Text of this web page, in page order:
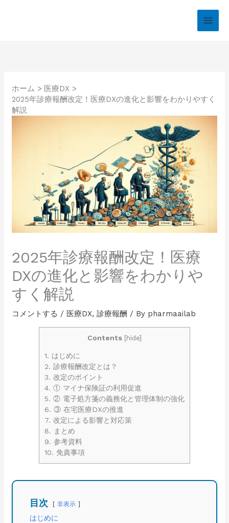
ホーム
医療DX
2025年診療報酬改定！医療DXの進化と影響をわかりやすく
解説
2025年診療報酬改定！医療
DXの進化と影響をわかりや
すく解説
コメントする / 医療DX,診療報酬 / By pharmaailab
Contents [hide]
1. はじめに
2. 診療報酬改定とは？
3. 改定のポイント
4. ① マイナ保険証の利用促進
5. ② 電子処方箋の義務化と管理体制の強化
6. ③ 在宅医療DXの推進
7. 改定による影響と対応策
8. まとめ
9. 参考資料
10. 免責事項
目次 非表示
はじめに